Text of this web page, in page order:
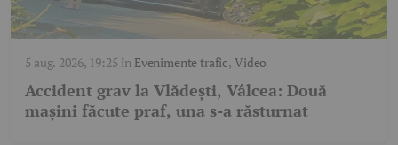
5 aug. 2026, 19:25 în Evenimente trafic,Video
Accident grav la Vlădești, Vâlcea: Două
mașini făcute praf, una s-a răsturnat